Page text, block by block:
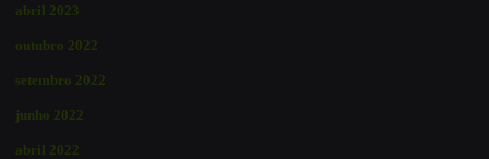
abril 2023
outubro 2022
setembro 2022
junho 2022
abril 2022